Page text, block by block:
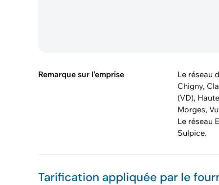
Remarque sur l'emprise
Le réseau
Chigny,
(VD),
Morges,
Le réseau
Sulpice.
Tarification appliquée par le